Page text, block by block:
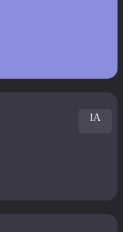
IA